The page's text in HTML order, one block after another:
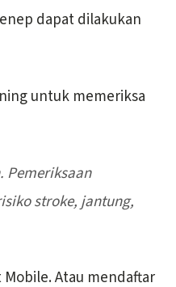
dapat dilakukan
untuk memeriksa
stroke, jantung,
Atau mendaftar